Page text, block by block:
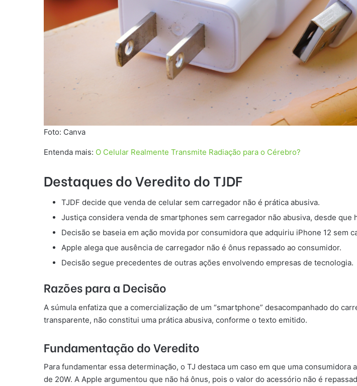
Foto: Canva
Entenda mais: O Celular Realmente Transmite Radiação para o Cérebro?
Destaques do Veredito do TJDF
TJDF decide que venda de celular sem carregador não é prática abusiva.
Justiça considera venda de smartphones sem carregador não abusiva, desde que
Decisão se baseia em ação movida por consumidora que adquiriu iPhone 12 sem
Apple alega que ausência de carregador não é ônus repassado ao consumidor.
Decisão segue precedentes de outras ações envolvendo empresas de tecnologia.
Razões para a Decisão
A súmula enfatiza que a comercialização de um “smartphone” desacompanhado do
transparente, não constitui uma prática abusiva, conforme o texto emitido.
Fundamentação do Veredito
Para fundamentar essa determinação, o TJ destaca um caso em que uma
de 20W. A Apple argumentou que não há ônus, pois o valor do acessório não é